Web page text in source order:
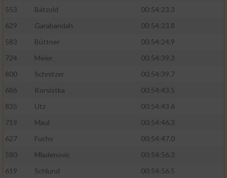
553
Bätzold
00:54:23.3
629
Garabandah
00:54:23.8
583
Büttner
00:54:24.9
724
Meier
00:54:39.3
800
Schnitzer
00:54:39.7
686
Korsistka
00:54:43.5
835
Utz
00:54:43.6
719
Maul
00:54:46.3
627
Fuchs
00:54:47.0
580
Mladenovic
00:54:56.3
619
Schlund
00:54:56.5
Messung der Werbeleistung
Analyse von Zielgruppen durch Statistiken
oder Kombinationen von Daten aus
verschiedenen Quellen
Verwendung reduzierter Daten zur Auswahl
von Inhalten
IAB-Besonderheiten:
Verwendung genauer Standortdaten